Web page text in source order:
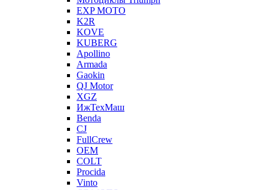
EXP MOTO
K2R
KOVE
KUBERG
Apollino
Armada
Gaokin
QJ Motor
XGZ
ИжТехМаш
Benda
CJ
FullCrew
OEM
COLT
Procida
Vinto